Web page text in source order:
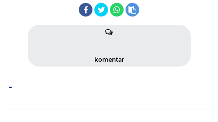
komentar
-